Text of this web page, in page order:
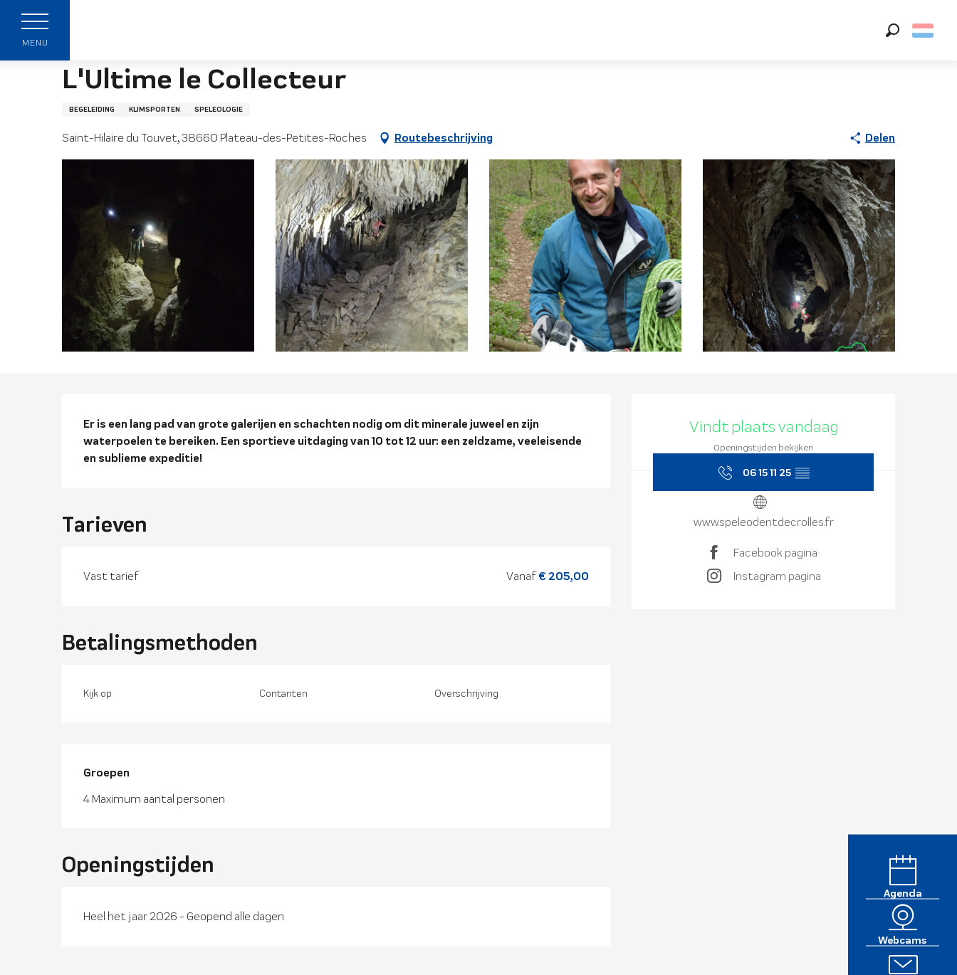
contenu
principal
MENU
Agenda
Webcams
L'Ultime le Collecteur
BEGELEIDING KLIMSPORTEN SPELEOLOGIE
Saint-Hilaire du Touvet, 38660 Plateau-des-Petites-Roches Routebeschrijving Delen
Vindt plaats vandaag
Openingstijden bekijken
06 15 11 25 ▒▒
www.speleodentdecrolles.fr
Facebook pagina
Instagram pagina
Beschrijving
Er is een lang pad van grote galerijen en schachten nodig om dit minerale juweel en zijn
waterpoelen te bereiken. Een sportieve uitdaging van 10 tot 12 uur: een zeldzame, veeleisende
en sublieme expeditie!
Tarieven
Tarieven 2026
Vast tarief Vanaf€ 205,00
Betalingsmethoden
Kijk op Contanten Overschrijving
Groepen
Groepen
4 Maximum aantal personen
Openingstijden
Heel het jaar 2026 - Geopend alle dagen